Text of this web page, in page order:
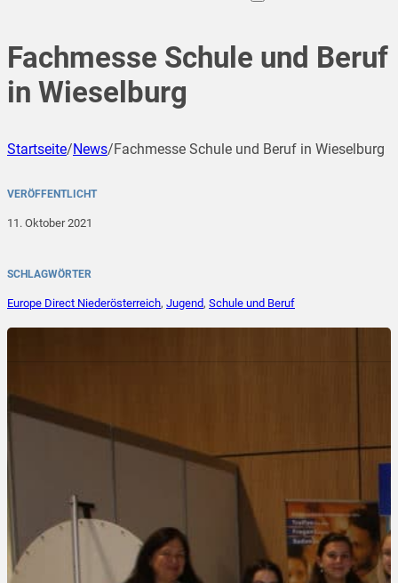
Fachmesse Schule und Beruf
in Wieselburg
Startseite/News/Fachmesse Schule und Beruf in Wieselburg
VERÖFFENTLICHT
11. Oktober 2021
SCHLAGWÖRTER
Europe Direct Niederösterreich, Jugend, Schule und Beruf